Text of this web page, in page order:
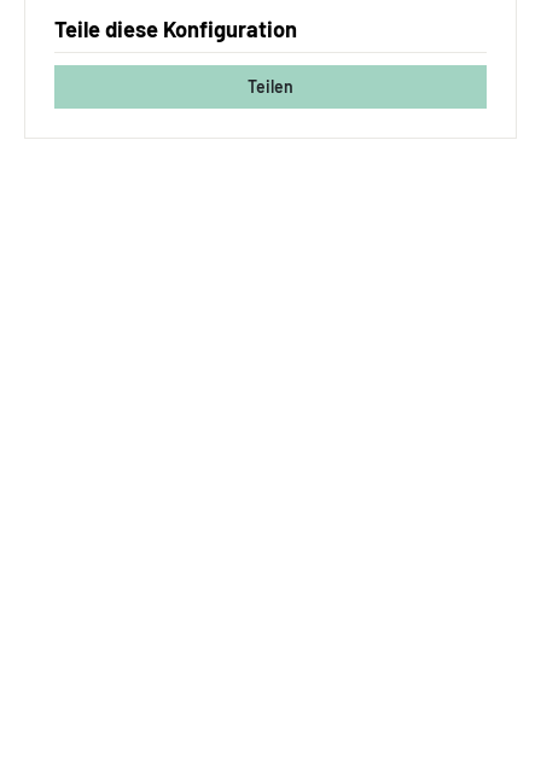
Teile diese Konfiguration
Teilen